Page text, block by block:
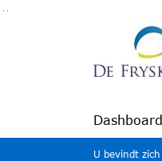
Ga naar de inhoud van
Dashboard
U bevindt